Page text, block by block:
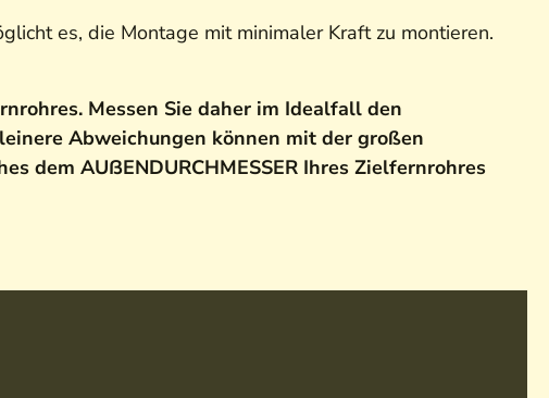
es, die Montage mit minimaler Kraft zu montieren.
Messen Sie daher im Idealfall den
Abweichungen können mit der großen
dem AUßENDURCHMESSER Ihres Zielfernrohres